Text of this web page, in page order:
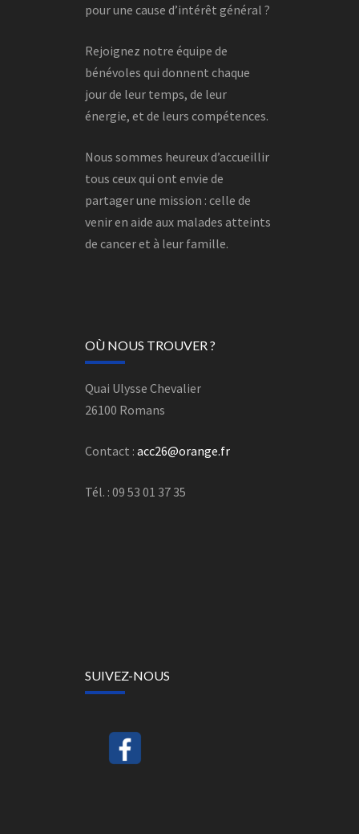
pour une cause d’intérêt général ?
Rejoignez notre équipe de
bénévoles qui donnent chaque
jour de leur temps, de leur
énergie, et de leurs compétences.
Nous sommes heureux d’accueillir
tous ceux qui ont envie de
partager une mission : celle de
venir en aide aux malades atteints
de cancer et à leur famille.
OÙ NOUS TROUVER ?
Quai Ulysse Chevalier
26100 Romans
Contact :acc26@orange.fr
Tél. : 09 53 01 37 35
SUIVEZ-NOUS